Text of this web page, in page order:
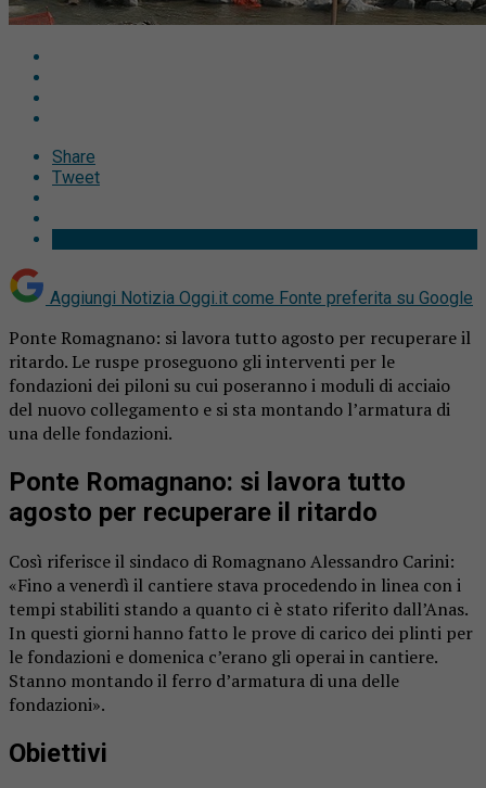
Share
Tweet
Aggiungi Notizia Oggi.it come Fonte preferita su Google
Ponte Romagnano: si lavora tutto agosto per recuperare il
ritardo. Le ruspe proseguono gli interventi per le
fondazioni dei piloni su cui poseranno i moduli di acciaio
del nuovo collegamento e si sta montando l’armatura di
una delle fondazioni.
Ponte Romagnano: si lavora tutto
agosto per recuperare il ritardo
Così riferisce il sindaco di Romagnano Alessandro Carini:
«Fino a venerdì il cantiere stava procedendo in linea con i
tempi stabiliti stando a quanto ci è stato riferito dall’Anas.
In questi giorni hanno fatto le prove di carico dei plinti per
le fondazioni e domenica c’erano gli operai in cantiere.
Stanno montando il ferro d’armatura di una delle
fondazioni».
Obiettivi